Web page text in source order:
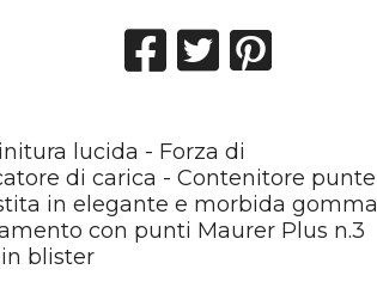
lucida - Forza di
di carica - Contenitore punte
in elegante e morbida gomma
con punti Maurer Plus n.3
in blister